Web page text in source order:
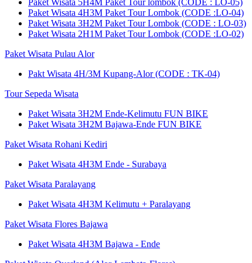
Paket Wisata 5H4M Paket Tour lombok (CODE : LO-05)
Paket Wisata 4H3M Paket Tour Lombok (CODE :LO-04)
Paket Wisata 3H2M Paket Tour Lombok (CODE : LO-03)
Paket Wisata 2H1M Paket Tour Lombok (CODE :LO-02)
Paket Wisata Pulau Alor
Pakt Wisata 4H/3M Kupang-Alor (CODE : TK-04)
Tour Sepeda Wisata
Paket Wisata 3H2M Ende-Kelimutu FUN BIKE
Paket Wisata 3H2M Bajawa-Ende FUN BIKE
Paket Wisata Rohani Kediri
Paket Wisata 4H3M Ende - Surabaya
Paket Wisata Paralayang
Paket Wisata 4H3M Kelimutu + Paralayang
Paket Wisata Flores Bajawa
Paket Wisata 4H3M Bajawa - Ende